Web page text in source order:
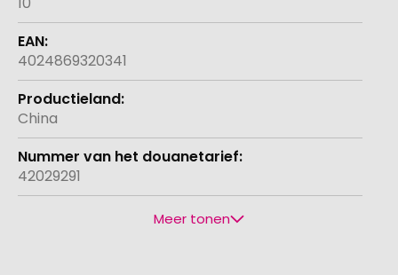
4024869320341
China
42029291
Meer tonen